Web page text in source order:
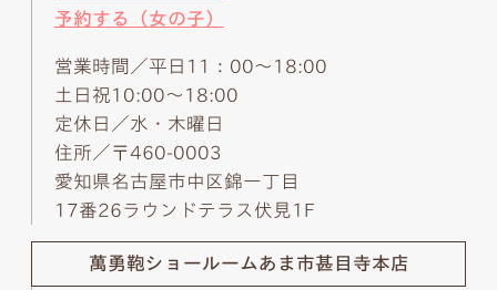
予約する（女の子）
営業時間／平日11：00～18:00
土日祝10:00～18:00
定休日／水・木曜日
住所／〒460-0003
愛知県名古屋市中区錦一丁目
17番26ラウンドテラス伏見1F
萬勇鞄ショールームあま市甚目寺本店